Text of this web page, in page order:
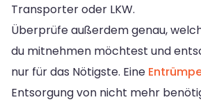
Transporter oder LKW.
Überprüfe außerdem genau,
du mitnehmen möchtest und
nur für das Nötigste. Eine
Entsorgung von nicht mehr